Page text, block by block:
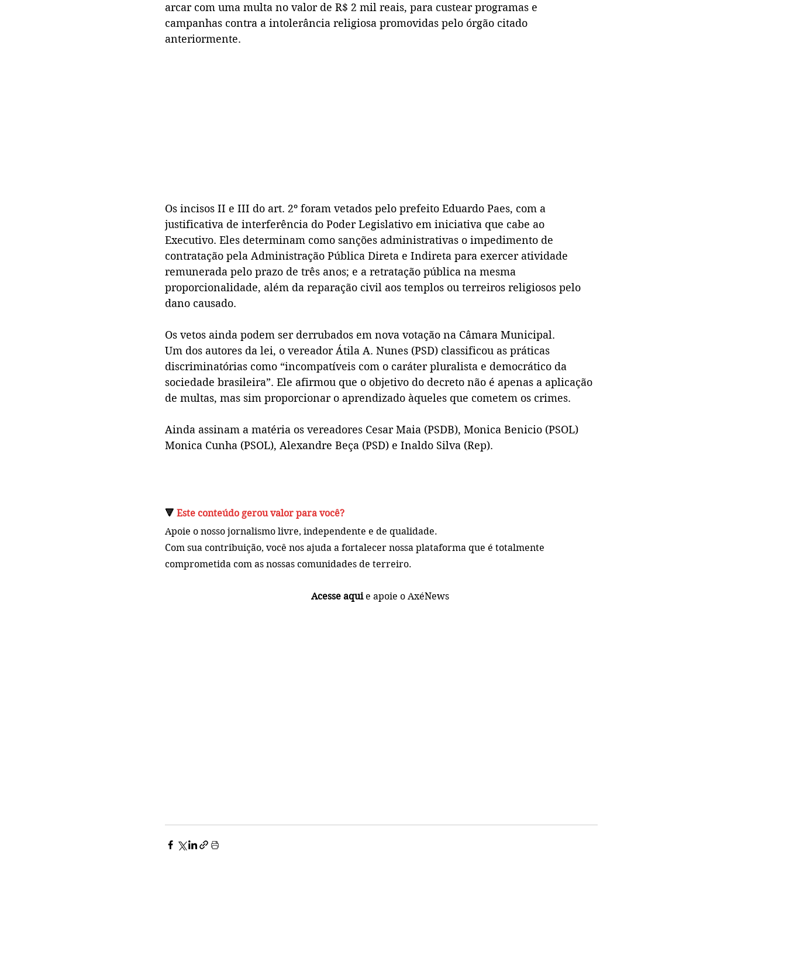
arcar com uma multa no valor de R$ 2 mil reais, para custear programas e
campanhas contra a intolerância religiosa promovidas pelo órgão citado
anteriormente.
Os incisos II e III do art. 2º foram vetados pelo prefeito Eduardo Paes, com a
justificativa de interferência do Poder Legislativo em iniciativa que cabe ao
Executivo. Eles determinam como sanções administrativas o impedimento de
contratação pela Administração Pública Direta e Indireta para exercer atividade
remunerada pelo prazo de três anos; e a retratação pública na mesma
proporcionalidade, além da reparação civil aos templos ou terreiros religiosos pelo
dano causado.
Os vetos ainda podem ser derrubados em nova votação na Câmara Municipal.
Um dos autores da lei, o vereador Átila A. Nunes (PSD) classificou as práticas
discriminatórias como “incompatíveis com o caráter pluralista e democrático da
sociedade brasileira”. Ele afirmou que o objetivo do decreto não é apenas a aplicação
de multas, mas sim proporcionar o aprendizado àqueles que cometem os crimes.
Ainda assinam a matéria os vereadores Cesar Maia (PSDB), Monica Benicio (PSOL)
Monica Cunha (PSOL), Alexandre Beça (PSD) e Inaldo Silva (Rep).
🔻 Este conteúdo gerou valor para você?
Apoie o nosso jornalismo livre, independente e de qualidade.
Com sua contribuição, você nos ajuda a fortalecer nossa plataforma que é totalmente
comprometida com as nossas comunidades de terreiro.
Acesse aqui e apoie o AxéNews